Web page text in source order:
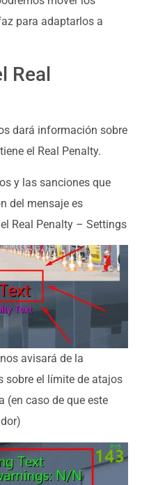
para adaptarlos a
Real
dará información sobre
el Real Penalty.
y las sanciones que
del mensaje es
Real Penalty – Settings
avisará de la
sobre el límite de atajos
(en caso de que este